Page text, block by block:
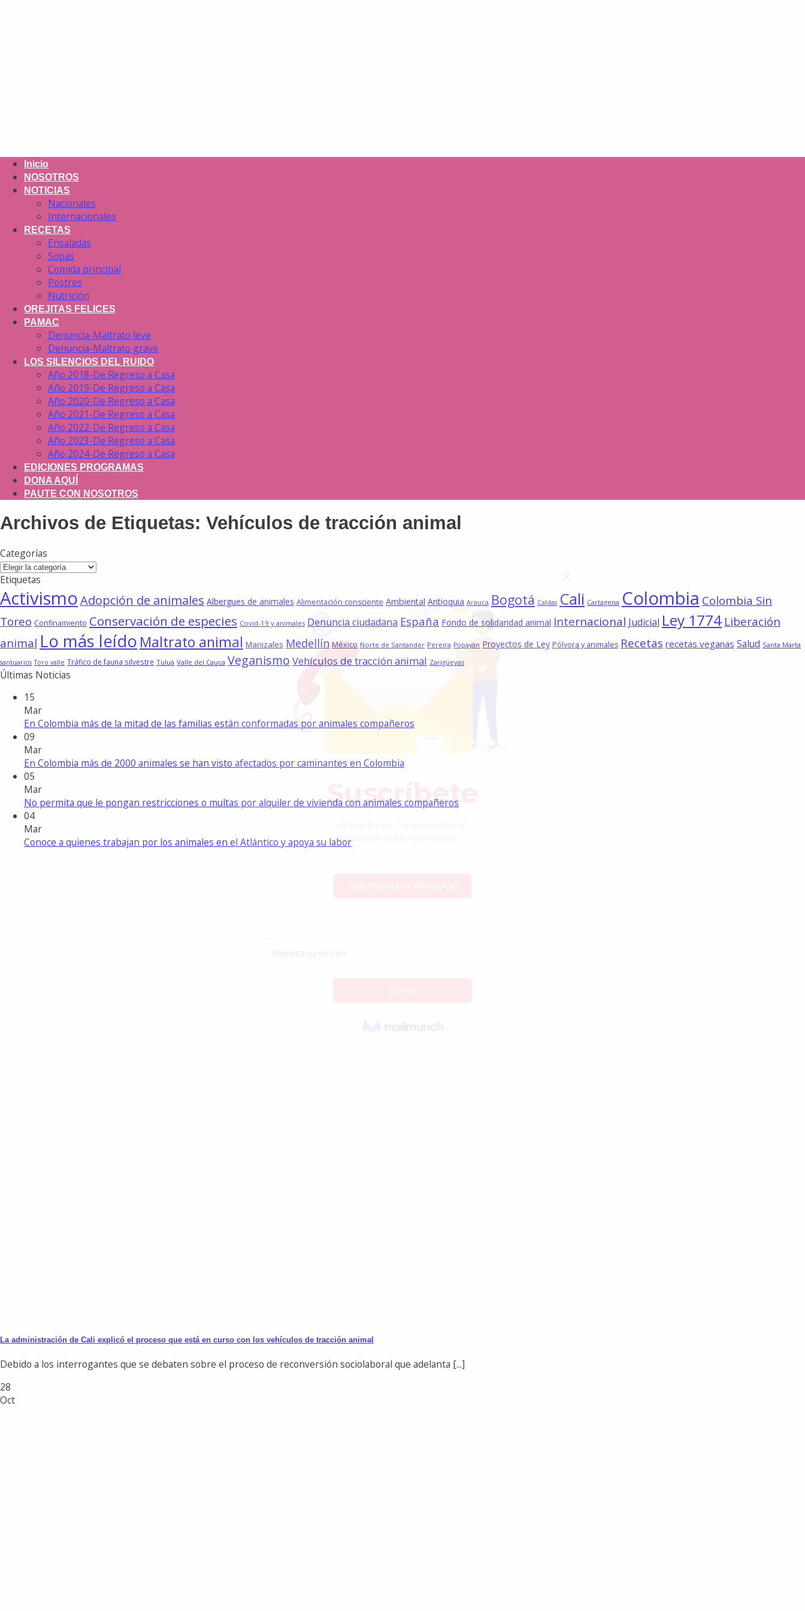
Inicio
NOSOTROS
NOTICIAS
Nacionales
Internacionales
RECETAS
Ensaladas
Sopas
Comida principal
Postres
Nutrición
OREJITAS FELICES
PAMAC
Denuncia-Maltrato leve
Denuncia-Maltrato grave
LOS SILENCIOS DEL RUIDO
Año 2018-De Regreso a Casa
Año 2019-De Regreso a Casa
Año 2020-De Regreso a Casa
Año 2021-De Regreso a Casa
Año 2022-De Regreso a Casa
Año 2023-De Regreso a Casa
Año 2024-De Regreso a Casa
EDICIONES PROGRAMAS
DONA AQUÍ
PAUTE CON NOSOTROS
Archivos de Etiquetas: Vehículos de tracción animal
Categorías
Categorías
Etiquetas
ActivismoAdopción de animales Albergues de animales Alimentación consciente Ambiental Antioquia Arauca Bogotá Caldas Cali Cartagena Colombia Colombia Sin
Toreo Confinamiento Conservación de especies Covid-19 y animales Denuncia ciudadana España Fondo de solidaridad animal Internacional Judicial Ley 1774 Liberación
animal Lo más leído Maltrato animal Manizales Medellín México Norte de Santander Pereira Popayán Proyectos de Ley Pólvora y animales Recetas recetas veganas Salud Santa Marta
santuarios Toro valle Tráfico de fauna silvestre Tuluá Valle del Cauca Veganismo Vehículos de tracción animal Zarigüeyas
Últimas Noticias
15
Mar
En Colombia más de la mitad de las familias están conformadas por animales compañeros
09
Mar
En Colombia más de 2000 animales se han visto afectados por caminantes en Colombia
05
Mar
No permita que le pongan restricciones o multas por alquiler de vivienda con animales compañeros
04
Mar
Conoce a quienes trabajan por los animales en el Atlántico y apoya su labor
La administración de Cali explicó el proceso que está en curso con los vehículos de tracción animal
Debido a los interrogantes que se debaten sobre el proceso de reconversión sociolaboral que adelanta [...]
28
Oct